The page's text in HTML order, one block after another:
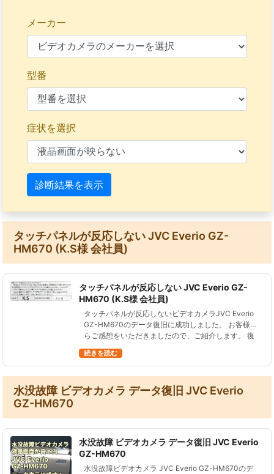
メーカー
型番
症状を選択
診断結果を表示
タッチパネルが反応しない JVC Everio GZ-
HM670 (K.S様 会社員)
タッチパネルが反応しない JVC Everio GZ-
HM670 (K.S様 会社員)
タッチパネルが反応しないビデオカメラJVC Everio
GZ-HM670のデータ復旧に成功しました。 お客様か
らご感想をいただきましたので、ご紹介します。 復
で、時間的には短…
続きを読む
水没故障 ビデオカメラ データ復旧 JVC Everio
GZ-HM670
水没故障 ビデオカメラ データ復旧 JVC Everio
GZ-HM670
水没故障ビデオカメラ JVC Everio GZ-HM670のデ